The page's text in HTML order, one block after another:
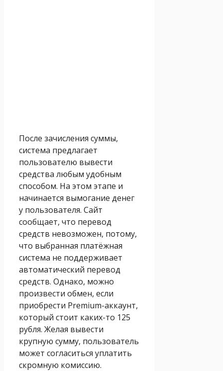
После зачисления суммы,
система предлагает
пользователю вывести
средства любым удобным
способом. На этом этапе и
начинается вымогание денег
у пользователя. Сайт
сообщает, что перевод
средств невозможен, потому,
что выбранная платёжная
система не поддерживает
автоматический перевод
средств. Однако, можно
произвести обмен, если
приобрести Premium-аккаунт,
который стоит каких-то 125
рубля. Желая вывести
крупную сумму, пользователь
может согласиться уплатить
скромную комиссию.